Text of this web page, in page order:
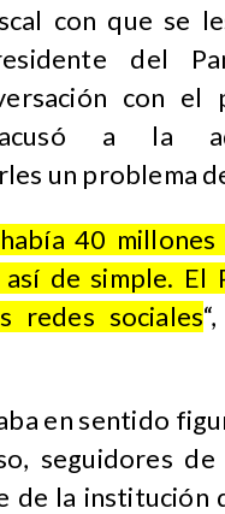
con que se
del
con el
a la
un problema
40
de simple. El
redes sociales
en sentido
seguidores
la institución